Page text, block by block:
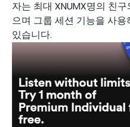
자는 최대 XNUMX명의 친
으며 그룹 세션 기능을 사
있습니다.